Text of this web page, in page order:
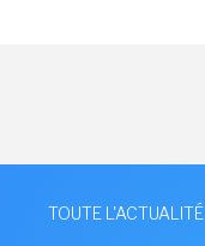
TOUTE L'ACTUALITÉ